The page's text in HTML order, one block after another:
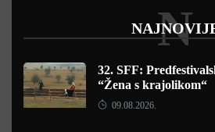
N
32. SFF:
“Žena s krajolikom“
09.08.2026.